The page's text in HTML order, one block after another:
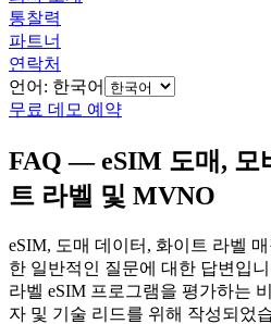
통찰력
파트너
연락처
언어: 한국어
무료 데모 예약
FAQ — eSIM 도매, 모
트 라벨 및 MVNO
eSIM, 도매 데이터, 화이트 라벨
한 일반적인 질문에 대한 답변입
라벨 eSIM 프로그램을 평가하는
자 및 기술 리드를 위해 작성되었